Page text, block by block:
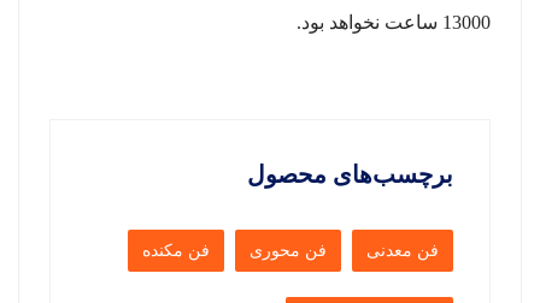
13000 ساعت نخواهد بود.
برچسب‌های محصول
فن معدنی فن محوری فن مکنده